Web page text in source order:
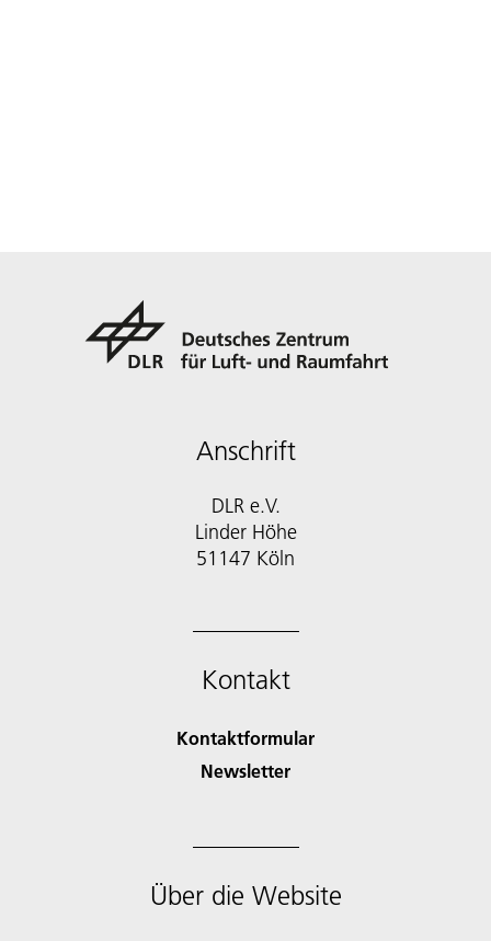
Anschrift
DLR e.V.
Linder Höhe
51147 Köln
Kontakt
Kontaktformular
Newsletter
Über die Website